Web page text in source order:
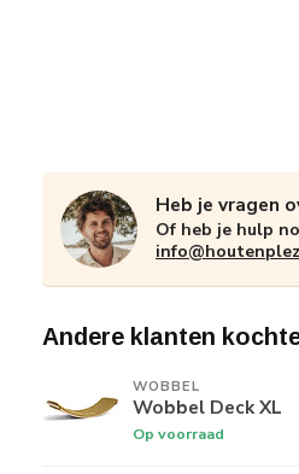
Heb je vragen
Of heb je hulp
Andere klanten
WOBBEL
Wobbel Deck XL
Op voorraad